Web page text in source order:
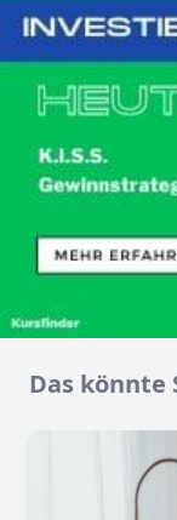
Das könnte